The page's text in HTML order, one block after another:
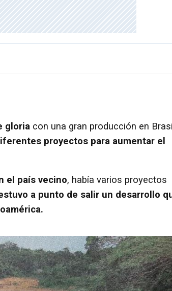
gloria con una gran producción en
proyectos para aumentar el
el país vecino, había varios proyectos
a punto de salir un desarrollo